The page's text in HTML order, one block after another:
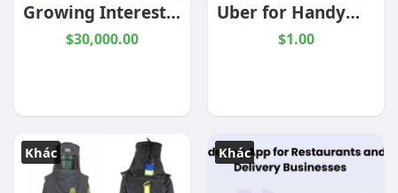
Growing Interest in Refurbished Laptops in Chennai
$30,000.00
Uber for Handyman Services App Platform for Startups
$1.00
Khác Khác